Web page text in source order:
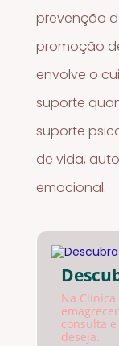
prevenção
promoção
envolve o
suporte
suporte
de vida,
emocional.
Na
consulta
deseja.